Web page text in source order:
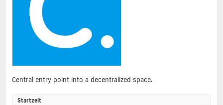
Central entry point into a decentralized space.
Startzeit